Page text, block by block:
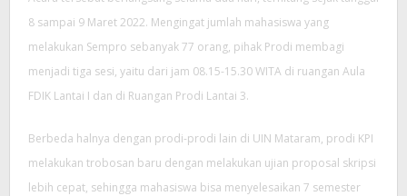
8 sampai 9 Maret 2022. Mengingat jumlah mahasiswa yang
melakukan Sempro sebanyak 77 orang, pihak Prodi membagi
menjadi tiga sesi, yaitu dari jam 08.15-15.30 WITA di ruangan Aula
FDIK Lantai I dan di Ruangan Prodi Lantai 3.
Berbeda halnya dengan prodi-prodi lain di UIN Mataram, prodi KPI
melakukan trobosan baru dengan melakukan ujian proposal skripsi
lebih cepat, sehingga mahasiswa bisa menyelesaikan 7 semester